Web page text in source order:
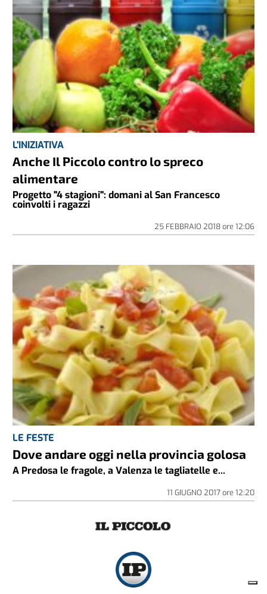
L'INIZIATIVA
Anche Il Piccolo contro lo spreco
alimentare
Progetto "4 stagioni": domani al San Francesco
coinvolti i ragazzi
25 FEBBRAIO 2018ore 12:06
LE FESTE
Dove andare oggi nella provincia golosa
A Predosa le fragole, a Valenza le tagliatelle e...
11 GIUGNO 2017ore 12:20